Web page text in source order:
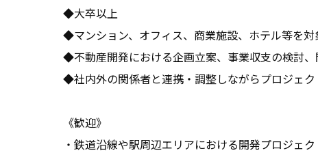
◆大卒以上
◆マンション、オフィス、商業施設、ホテル等を
◆不動産開発における企画立案、事業収支の検討
◆社内外の関係者と連携・調整しながらプロジェ
《歓迎》
・鉄道沿線や駅周辺エリアにおける開発プロジェ